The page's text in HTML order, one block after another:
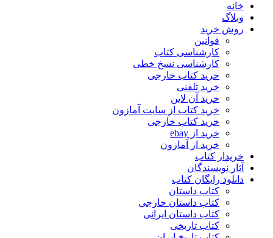
خانه
وبلاگ
روش خرید
قوانین
کارشناسی کتاب
کارشناسی نسخ خطی
خرید کتاب خارجی
خرید تلفنی
خرید آن لاین
خرید کتاب از سایت آمازون
خرید کتاب خارجی
خرید از ebay
خرید از آمازون
خریدار کتاب
آثار نویسندگان
دانلود رایگان کتاب
کتاب داستان
کتاب داستان خارجی
کتاب داستان ایرانی
کتاب تاریخی